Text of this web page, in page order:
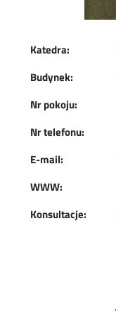
Katedra:
Budynek:
Nr pokoju:
Nr telefonu:
E-mail:
WWW:
Konsultacje: